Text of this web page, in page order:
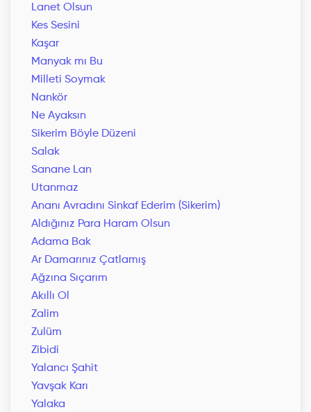
Lanet Olsun
Kes Sesini
Kaşar
Manyak mı Bu
Milleti Soymak
Nankör
Ne Ayaksın
Sikerim Böyle Düzeni
Salak
Sanane Lan
Utanmaz
Ananı Avradını Sinkaf Ederim (Sikerim)
Aldığınız Para Haram Olsun
Adama Bak
Ar Damarınız Çatlamış
Ağzına Sıçarım
Akıllı Ol
Zalim
Zulüm
Zibidi
Yalancı Şahit
Yavşak Karı
Yalaka